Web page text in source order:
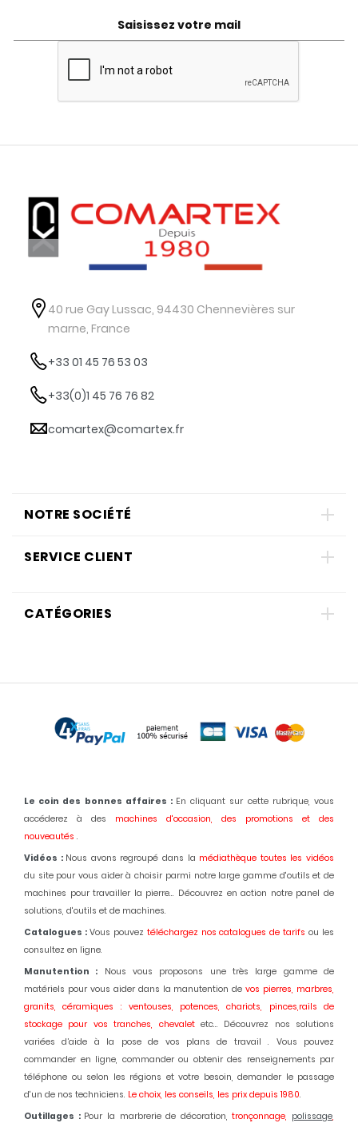
40 rue Gay Lussac, 94430 Chennevières sur
marne, France
+33 01 45 76 53 03
+33(0)1 45 76 76 82
comartex@comartex.fr
NOTRE SOCIÉTÉ
SERVICE CLIENT
CATÉGORIES
Le coin des bonnes affaires : En cliquant sur cette rubrique, vous
accéderez à des machines d'occasion, des promotions et des
nouveautés .
Vidéos : Nous avons regroupé dans la médiathèque toutes les vidéos
du site pour vous aider à choisir parmi notre large gamme d'outils et de
machines pour travailler la pierre... Découvrez en action notre panel de
solutions, d'outils et de machines.
Catalogues : Vous pouvez téléchargez nos catalogues de tarifs ou les
consultez en ligne.
Manutention : Nous vous proposons une très large gamme de
matériels pour vous aider dans la manutention devos pierres, marbres,
granits, céramiques : ventouses, potences, chariots, pinces,rails de
stockage pour vos tranches, chevalet etc... Découvrez nos solutions
variées d’aide à la pose de vos plans de travail . Vous pouvez
commander en ligne, commander ou obtenir des renseignements par
téléphone ou selon les régions et votre besoin, demander le passage
d'un de nos techniciens. Le choix, les conseils, les prix depuis 1980.
Outillages : Pour la marbrerie de décoration,tronçonnage, polissage,